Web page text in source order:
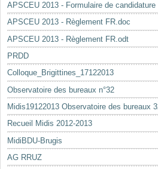
APSCEU 2013 - Formulaire de candidature
APSCEU 2013 - Règlement FR.doc
APSCEU 2013 - Règlement FR.odt
PRDD
Colloque_Brigittines_17122013
Observatoire des bureaux n°32
Midis19122013 Observatoire des bureaux
Recueil Midis 2012-2013
MidiBDU-Brugis
AG RRUZ